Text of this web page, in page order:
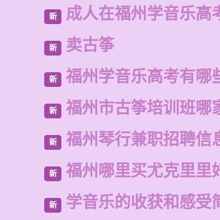
新 成人在福州学音乐高
新 卖古筝
新 福州学音乐高考有哪
新 福州市古筝培训班哪
新 福州琴行兼职招聘信
新 福州哪里买尤克里里
新 学音乐的收获和感受